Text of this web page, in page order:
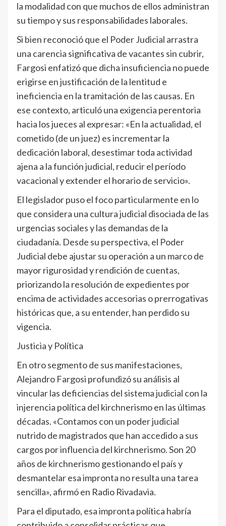
la modalidad con que muchos de ellos administran
su tiempo y sus responsabilidades laborales.
Si bien reconoció que el Poder Judicial arrastra
una carencia significativa de vacantes sin cubrir,
Fargosi enfatizó que dicha insuficiencia no puede
erigirse en justificación de la lentitud e
ineficiencia en la tramitación de las causas. En
ese contexto, articuló una exigencia perentoria
hacia los jueces al expresar: «En la actualidad, el
cometido (de un juez) es incrementar la
dedicación laboral, desestimar toda actividad
ajena a la función judicial, reducir el período
vacacional y extender el horario de servicio».
El legislador puso el foco particularmente en lo
que considera una cultura judicial disociada de las
urgencias sociales y las demandas de la
ciudadanía. Desde su perspectiva, el Poder
Judicial debe ajustar su operación a un marco de
mayor rigurosidad y rendición de cuentas,
priorizando la resolución de expedientes por
encima de actividades accesorias o prerrogativas
históricas que, a su entender, han perdido su
vigencia.
Justicia y Política
En otro segmento de sus manifestaciones,
Alejandro Fargosi profundizó su análisis al
vincular las deficiencias del sistema judicial con la
injerencia política del kirchnerismo en las últimas
décadas. «Contamos con un poder judicial
nutrido de magistrados que han accedido a sus
cargos por influencia del kirchnerismo. Son 20
años de kirchnerismo gestionando el país y
desmantelar esa impronta no resulta una tarea
sencilla», afirmó en Radio Rivadavia.
Para el diputado, esa impronta política habría